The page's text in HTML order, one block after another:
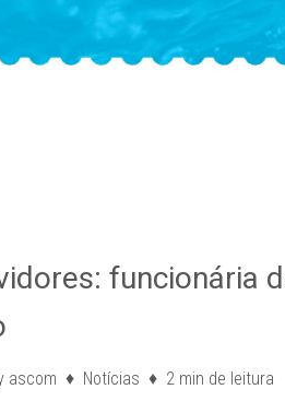
funcionária
ascom Notícias 2 min de leitura